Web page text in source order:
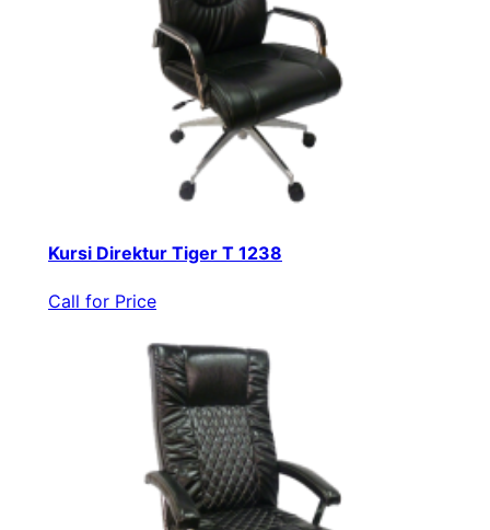
Kursi Direktur Tiger T 1238
Call for Price